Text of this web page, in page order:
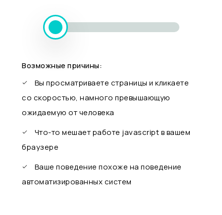
Возможные причины:
Вы просматриваете страницы и кликаете
со скоростью, намного превышающую
ожидаемую от человека
Что-то мешает работе javascript в вашем
браузере
Ваше поведение похоже на поведение
автоматизированных систем